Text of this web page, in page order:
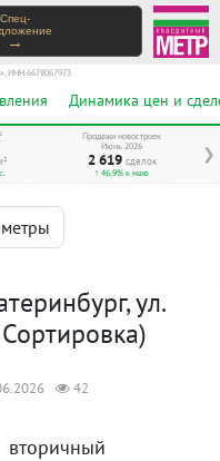
Спец-
→
ИНН 6678067973
Динамика цен и
❯
Продажи новостроек
Июнь 2026
2 619 сделок
↑ 46,9% к маю
ул.
42
вторичный